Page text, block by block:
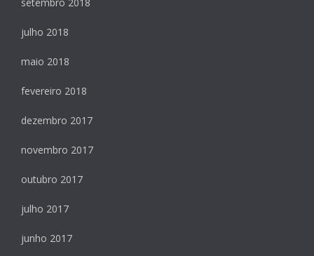
julho 2018
maio 2018
fevereiro 2018
dezembro 2017
novembro 2017
outubro 2017
julho 2017
junho 2017